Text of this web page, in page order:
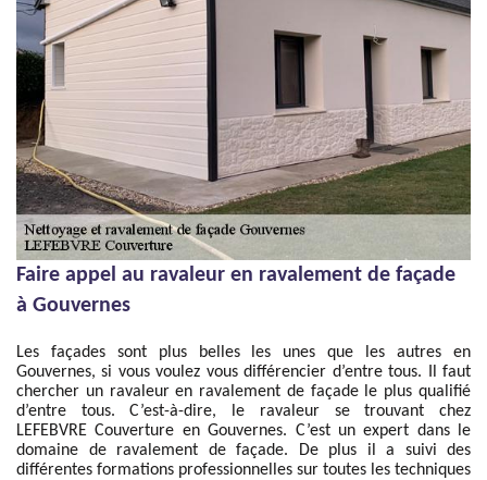
Faire appel au ravaleur en ravalement de façade
à Gouvernes
Les façades sont plus belles les unes que les autres en
Gouvernes, si vous voulez vous différencier d’entre tous. Il faut
chercher un ravaleur en ravalement de façade le plus qualifié
d’entre tous. C’est-à-dire, le ravaleur se trouvant chez
LEFEBVRE Couverture en Gouvernes. C’est un expert dans le
domaine de ravalement de façade. De plus il a suivi des
différentes formations professionnelles sur toutes les techniques